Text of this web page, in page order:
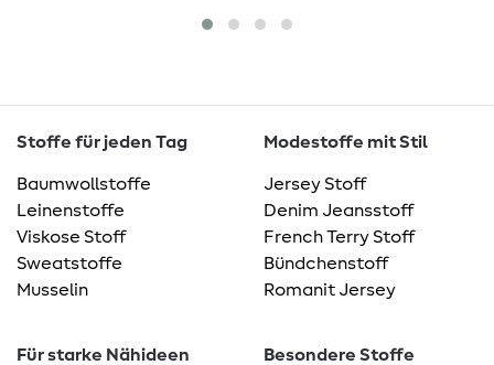
Stoffe für jeden Tag
Baumwollstoffe
Leinenstoffe
Viskose Stoff
Sweatstoffe
Musselin
Modestoffe mit Stil
Jersey Stoff
Denim Jeansstoff
French Terry Stoff
Bündchenstoff
Romanit Jersey
Für starke Nähideen Besondere Stoffe